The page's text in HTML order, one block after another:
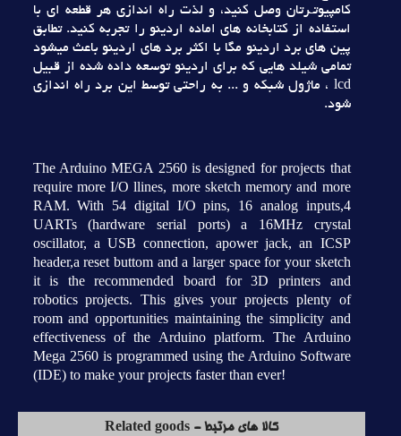
کامپيوتـرتان وصل کنيد، و لذت راه اندازي هر قطعه اي با
استفاده از کتابخانه هاي اماده اردينو را تجربه کنيد. تطابق
پين هاي برد اردينو مگا با اکثر برد هاي اردينو باعث ميشود
تمامي شيلد هايي که براي اردينو توسعه داده شده از قبيل
lcd ، ماژول شبکه و ... به راحتي توسط اين برد راه اندازي
شود.
The Arduino MEGA 2560 is designed for projects that
require more I/O llines, more sketch memory and more
RAM. With 54 digital I/O pins, 16 analog inputs,4
UARTs (hardware serial ports) a 16MHz crystal
oscillator, a USB connection, apower jack, an ICSP
header,a reset buttom and a larger space for your sketch
it is the recommended board for 3D printers and
robotics projects. This gives your projects plenty of
room and opportunities maintaining the simplicity and
effectiveness of the Arduino platform. The Arduino
Mega 2560 is programmed using the Arduino Software
(IDE) to make your projects faster than ever!
کالا های مرتبط - Related goods